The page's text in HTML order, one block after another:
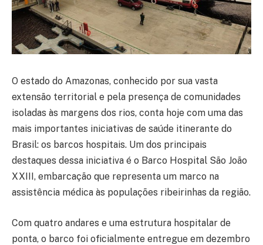
O estado do Amazonas, conhecido por sua vasta
extensão territorial e pela presença de comunidades
isoladas às margens dos rios, conta hoje com uma das
mais importantes iniciativas de saúde itinerante do
Brasil: os barcos hospitais. Um dos principais
destaques dessa iniciativa é o Barco Hospital São João
XXIII, embarcação que representa um marco na
assistência médica às populações ribeirinhas da região.
Com quatro andares e uma estrutura hospitalar de
ponta, o barco foi oficialmente entregue em dezembro